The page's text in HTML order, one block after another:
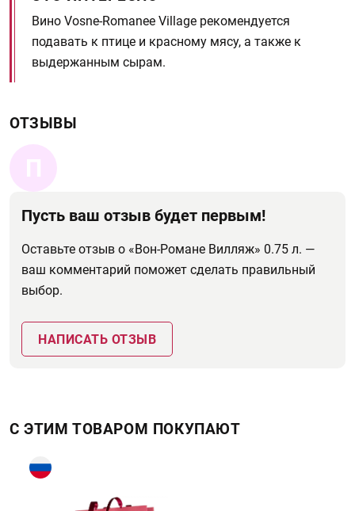
Вино Vosne-Romanee Village рекомендуется
подавать к птице и красному мясу, а также к
выдержанным сырам.
ОТЗЫВЫ
П
Пусть ваш отзыв будет первым!
Оставьте отзыв о «Вон-Романе Вилляж» 0.75 л. —
ваш комментарий поможет сделать правильный
выбор.
НАПИСАТЬ ОТЗЫВ
С ЭТИМ ТОВАРОМ ПОКУПАЮТ